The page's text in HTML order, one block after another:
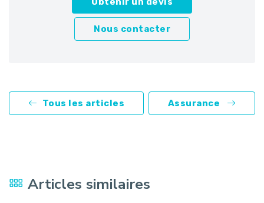
Nous contacter
Tous les articles Assurance
Articles similaires